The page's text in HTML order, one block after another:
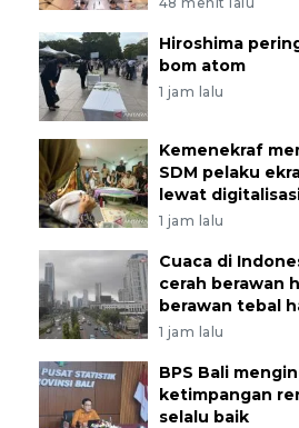
Hiroshima
bom atom
1 jam lalu
Kemenekraf
SDM pelaku
lewat
1 jam lalu
Cuaca di
cerah berawan
berawan tebal
1 jam lalu
BPS Bali
ketimpangan
selalu baik